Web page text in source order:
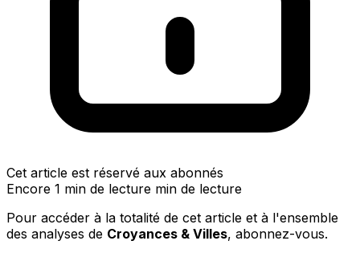
Cet article est réservé aux abonnés
Encore 1 min de lecture min de lecture
Pour accéder à la totalité de cet article et à l'ensemble
des analyses de Croyances & Villes, abonnez-vous.